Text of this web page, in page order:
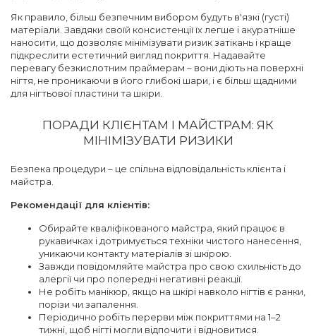
Як правило, більш безпечним вибором будуть в'язкі (густі)
матеріали. Завдяки своїй консистенції їх легше і акуратніше
наносити, що дозволяє мінімізувати ризик затікань і краще
підкреслити естетичний вигляд покриття. Надавайте
перевагу безкислотним праймерам – вони діють на поверхні
нігтя, не проникаючи в його глибокі шари, і є більш щадними
для нігтьової пластини та шкіри.
ПОРАДИ КЛІЄНТАМ І МАЙСТРАМ: ЯК
МІНІМІЗУВАТИ РИЗИКИ
Безпека процедури – це спільна відповідальність клієнта і
майстра.
Рекомендації для клієнтів:
Обирайте кваліфікованого майстра, який працює в
рукавичках і дотримується техніки чистого нанесення,
уникаючи контакту матеріалів зі шкірою.
Завжди повідомляйте майстра про свою схильність до
алергії чи про попередні негативні реакції.
Не робіть манікюр, якщо на шкірі навколо нігтів є ранки,
порізи чи запалення.
Періодично робіть перерви між покриттями на 1–2
тижні, щоб нігті могли відпочити і відновитися.